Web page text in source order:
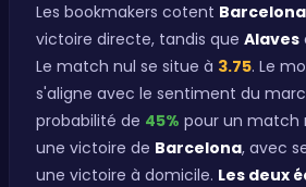
Les bookmakers cotent Barcelona
victoire directe, tandis que Alaves
Le match nul se situe à 3.75. Le
s'aligne avec le sentiment du
probabilité de 45% pour un match
une victoire de Barcelona, avec
une victoire à domicile. Les deux